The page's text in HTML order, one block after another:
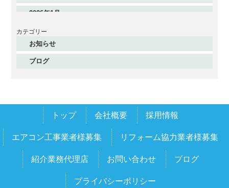
2026年1月
2025年12月
2025年11月
2025年10月
2025年7月
2025年6月
カテゴリー
お知らせ
ブログ
トップ 会社概要 採用情報
エアコン工事業者様募集 リフォーム協力業者様募集
紹介業務代理店 お問い合わせ ブログ
プライバシーポリシー